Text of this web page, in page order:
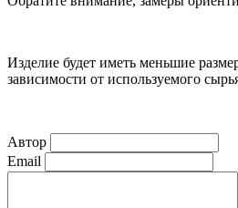
Изделие будет иметь меньшие
зависимости от используемого
Автор
Email